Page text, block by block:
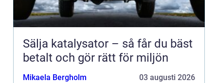
Sälja katalysator – så får du bäst
betalt och gör rätt för miljön
Mikaela Bergholm 03 augusti 2026